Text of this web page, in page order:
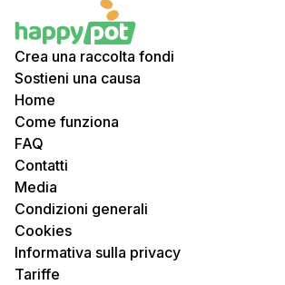
Crea una raccolta fondi
Sostieni una causa
Home
Come funziona
FAQ
Contatti
Media
Condizioni generali
Cookies
Informativa sulla privacy
Tariffe